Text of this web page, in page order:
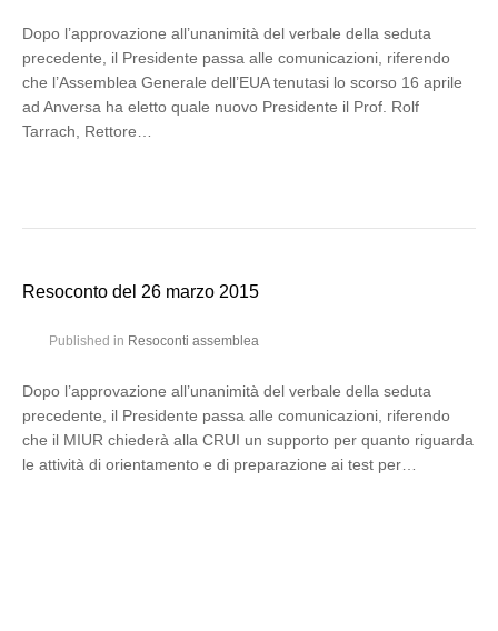
Dopo l’approvazione all’unanimità del verbale della seduta
precedente, il Presidente passa alle comunicazioni, riferendo
che l’Assemblea Generale dell’EUA tenutasi lo scorso 16 aprile
ad Anversa ha eletto quale nuovo Presidente il Prof. Rolf
Tarrach, Rettore…
Resoconto del 26 marzo 2015
Published in Resoconti assemblea
Dopo l’approvazione all’unanimità del verbale della seduta
precedente, il Presidente passa alle comunicazioni, riferendo
che il MIUR chiederà alla CRUI un supporto per quanto riguarda
le attività di orientamento e di preparazione ai test per…